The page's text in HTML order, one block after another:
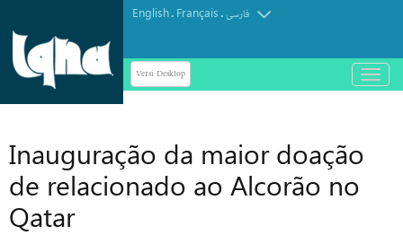
English. Français.فارسی
Versi Desktop
باز
و
Inauguração da maior doação
de relacionado ao Alcorão no
Qatar